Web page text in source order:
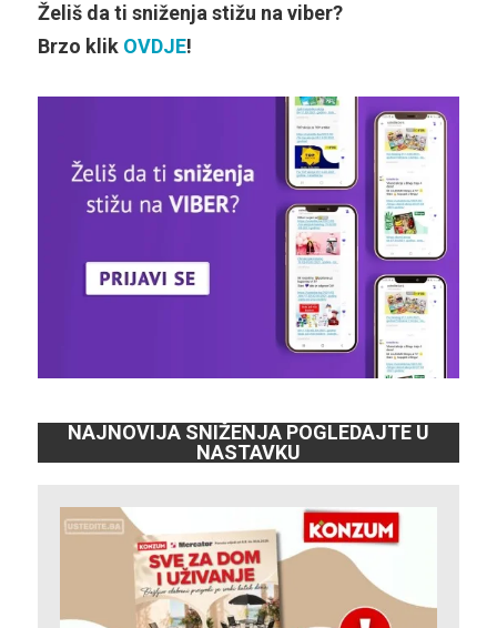
Želiš da ti sniženja stižu na viber?
Brzo klik OVDJE!
NAJNOVIJA SNIŽENJA POGLEDAJTE U
NASTAVKU